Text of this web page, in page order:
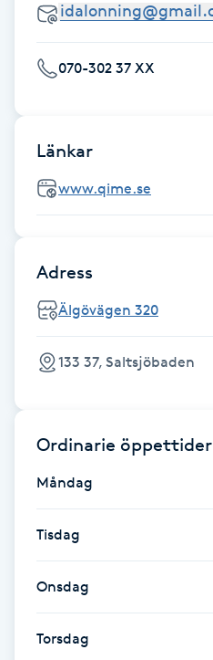
Frekvensterapi
Friskvård
Frisör
Funktionsanalys
Färgning
Gel naglar
Gelenaglar
Gellack
070-302 37 XX
Länkar
www.qime.se
Adress
Älgövägen 320
133 37, Saltsjöbaden
Ordinarie öppettider
Måndag
Tisdag
Onsdag
Torsdag